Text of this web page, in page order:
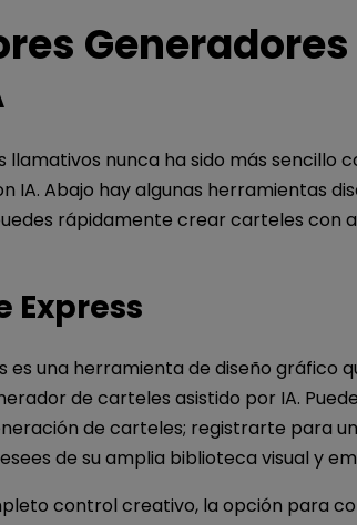
nunca ha sido más sencillo
IA. Abajo hay algunas herramientas
rápidamente crear carteles con
Express
es una herramienta de diseño gráfico
de carteles asistido por IA.
de carteles; registrarte para
de su amplia biblioteca visual y
control creativo, la opción para